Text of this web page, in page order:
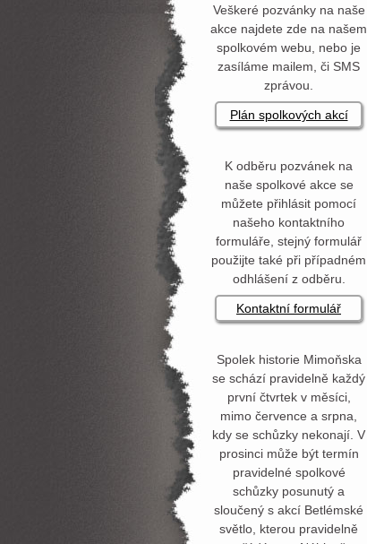
Veškeré pozvánky na naše
akce najdete zde na našem
spolkovém webu, nebo je
zasíláme mailem, či SMS
zprávou.
Plán spolkových akcí
K odběru pozvánek na
naše spolkové akce se
můžete přihlásit pomocí
našeho kontaktního
formuláře, stejný formulář
použijte také při případném
odhlášení z odběru.
Kontaktní formulář
Spolek historie Mimoňska
se schází pravidelně každý
první čtvrtek v měsíci,
mimo července a srpna,
kdy se schůzky nekonají. V
prosinci může být termín
pravidelné spolkové
schůzky posunutý a
sloučený s akcí Betlémské
světlo, kterou pravidelně